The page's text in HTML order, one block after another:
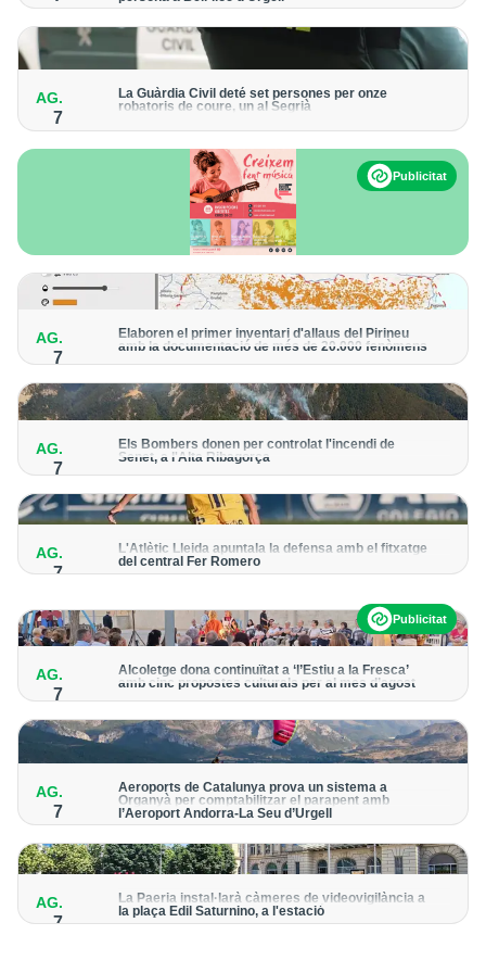
forma progressiva
AG.
7
La Guàrdia Civil deté set persones per onze
robatoris de coure, un al Segrià
Publicitat
AG.
7
Elaboren el primer inventari d'allaus del Pirineu
amb la documentació de més de 20.000 fenòmens
Obra de l'Institut Cartogràfic i Geològic de Catalunya, amb
AG.
7
Els Bombers donen per controlat l'incendi de
Senet, a l'Alta Ribagorça
El cos manté la vigilància de la zona amb drons i mitjans aeris
AG.
7
L'Atlètic Lleida apuntala la defensa amb el fitxatge
del central Fer Romero
Publicitat
AG.
7
Alcoletge dona continuïtat a ‘l’Estiu a la Fresca’
amb cinc propostes culturals per al mes d’agost
Un dels grans protagonistes de la programació serà
AG.
7
Aeroports de Catalunya prova un sistema a
Organyà per comptabilitzar el parapent amb
l’Aeroport Andorra-La Seu d’Urgell
mòbil per donar pas als avions amb vols instrumentals
AG.
7
La Paeria instal·larà càmeres de videovigilància a
la plaça Edil Saturnino, a l'estació